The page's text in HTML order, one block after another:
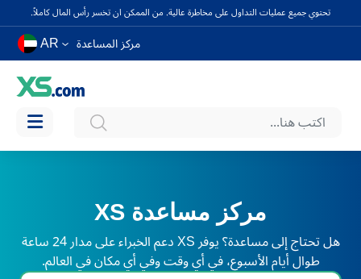
تحتوي جميع عمليات التداول على مخاطرة عالية. من الممكن ان تخسر رأس المال كاملاً.
مركز المساعدة AR
مركز مساعدة XS
هل تحتاج إلى مساعدة؟ يوفر XS دعم الخبراء على مدار 24 ساعة
طوال أيام الأسبوع، في أي وقت وفي أي مكان في العالم.